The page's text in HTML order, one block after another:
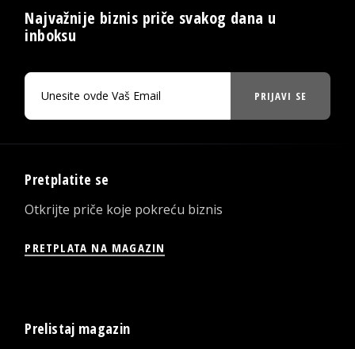
Najvažnije biznis priče svakog dana u
inboksu
PRIJAVI SE
Pretplatite se
Otkrijte priče koje pokreću biznis
PRETPLATA NA MAGAZIN
Prelistaj magazin